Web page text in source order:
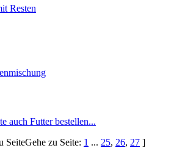
Resten
auch Futter bestellen...
Gehe zu Seite: 1 ... 25, 26, 27 ]